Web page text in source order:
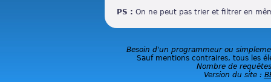
PS : On ne peut pas trier et filtrer en
Besoin d'un programmeur ou
Sauf mentions contraires, tous les
Nombre de
Version du site :